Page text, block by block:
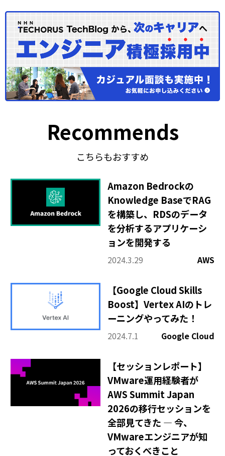
Recommends
こちらもおすすめ
Amazon Bedrockの
Knowledge BaseでRAG
を構築し、RDSのデータ
を分析するアプリケーシ
ョンを開発する
2024.3.29 AWS
【Google Cloud Skills
Boost】Vertex AIのトレ
ーニングやってみた！
2024.7.1 Google Cloud
【セッションレポート】
VMware運用経験者が
AWS Summit Japan
2026の移行セッションを
全部見てきた ― 今、
VMwareエンジニアが知
っておくべきこと